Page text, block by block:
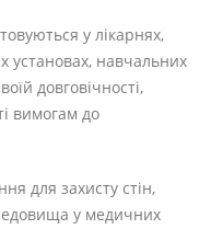
у лікарнях,
установах, навчальних
довговічності,
вимогам до
для захисту стін,
у медичних